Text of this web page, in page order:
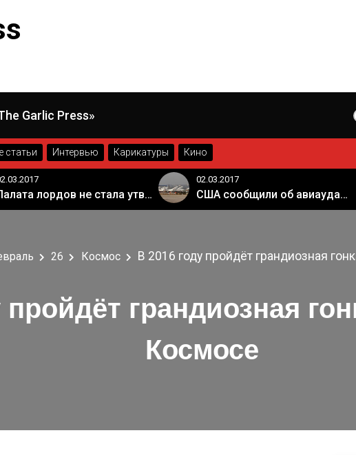
Garlic Press»
статьи Интервью Карикатуры Кино
Палата лордов не стала утверждать законопроект о "брексите"
02.03.2017
США сообщили об авиаударе России по арабской коалиции в Сирии
26 Космос В 2016 году пройдёт грандиозная
пройдёт грандиозная
Космосе